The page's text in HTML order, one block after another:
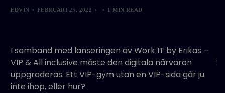
EDVIN FEBRUARI 25, 2022 1 MIN READ
I samband med lanseringen av Work IT by Erikas –
VIP & All inclusive måste den digitala närvaron
uppgraderas. Ett VIP-gym utan en VIP-sida går ju
inte ihop, eller hur?